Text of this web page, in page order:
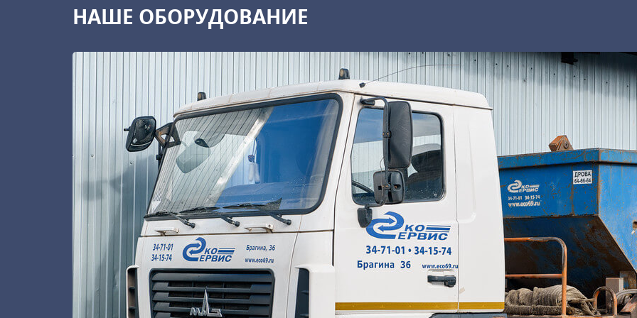
НАШЕ ОБОРУДОВАНИЕ